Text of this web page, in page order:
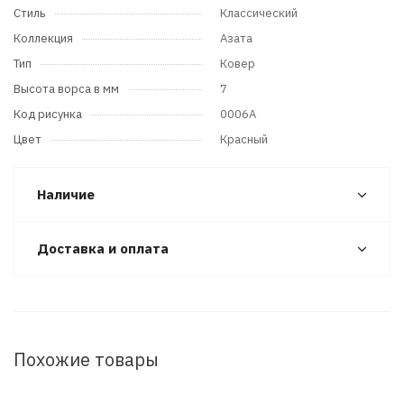
Стиль
Классический
Коллекция
Азата
Тип
Ковер
Высота ворса в мм
7
Код рисунка
0006A
Цвет
Красный
Наличие
Доставка и оплата
Похожие товары